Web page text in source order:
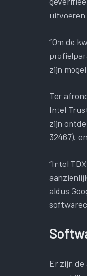
uitvoeren
“Om de
zijn
Ter
Intel
zijn
32467).
“Intel
aldus
Er zijn de